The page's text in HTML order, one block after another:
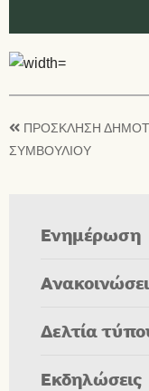
ΠΡΟΣΚΛΗΣΗ
ΣΥΜΒΟΥΛΙΟΥ
Ενημέρωση
Δελτία
Εκδηλώσεις